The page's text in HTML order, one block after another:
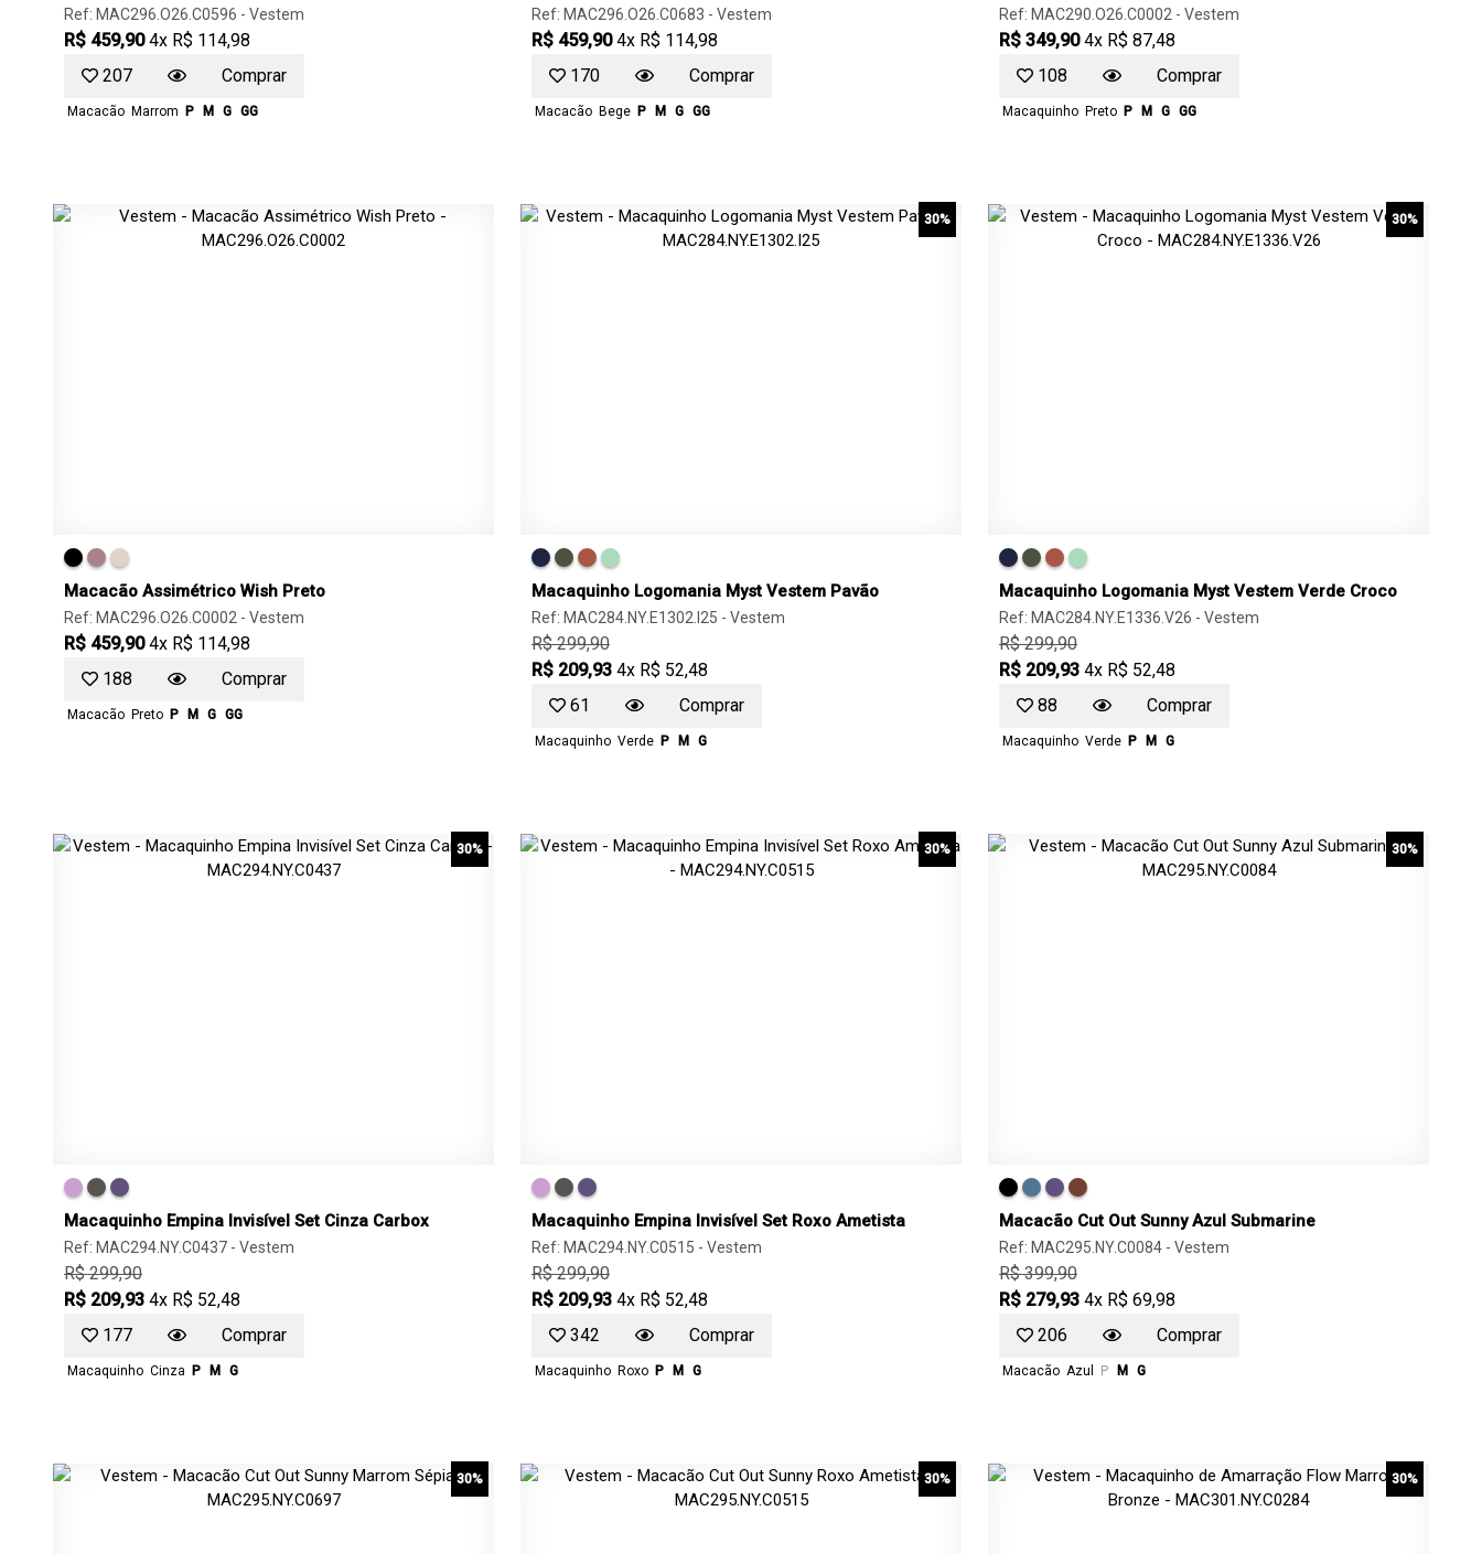
Ref: MAC296.O26.C0596 - Vestem
R$ 459,90 4x R$ 114,98
207
Comprar
Macacão Marrom P M G GG
Ref: MAC296.O26.C0683 - Vestem
R$ 459,90 4x R$ 114,98
170
Comprar
Macacão Bege P M G GG
Ref: MAC290.O26.C0002 - Vestem
R$ 349,90 4x R$ 87,48
108
Comprar
Macaquinho Preto P M G GG
Macacão Assimétrico Wish Preto
Ref: MAC296.O26.C0002 - Vestem
R$ 459,90 4x R$ 114,98
188
Comprar
Macacão Preto P M G GG
30%
Macaquinho Logomania Myst Vestem Pavão
Ref: MAC284.NY.E1302.I25 - Vestem
R$ 299,90
R$ 209,93 4x R$ 52,48
61
Comprar
Macaquinho Verde P M G
30%
Macaquinho Logomania Myst Vestem Verde Croco
Ref: MAC284.NY.E1336.V26 - Vestem
R$ 299,90
R$ 209,93 4x R$ 52,48
88
Comprar
Macaquinho Verde P M G
30%
Macaquinho Empina Invisível Set Cinza Carbox
Ref: MAC294.NY.C0437 - Vestem
R$ 299,90
R$ 209,93 4x R$ 52,48
177
Comprar
Macaquinho Cinza P M G
30%
Macaquinho Empina Invisível Set Roxo Ametista
Ref: MAC294.NY.C0515 - Vestem
R$ 299,90
R$ 209,93 4x R$ 52,48
342
Comprar
Macaquinho Roxo P M G
30%
Macacão Cut Out Sunny Azul Submarine
Ref: MAC295.NY.C0084 - Vestem
R$ 399,90
R$ 279,93 4x R$ 69,98
206
Comprar
Macacão Azul P M G
30% 30% 30%